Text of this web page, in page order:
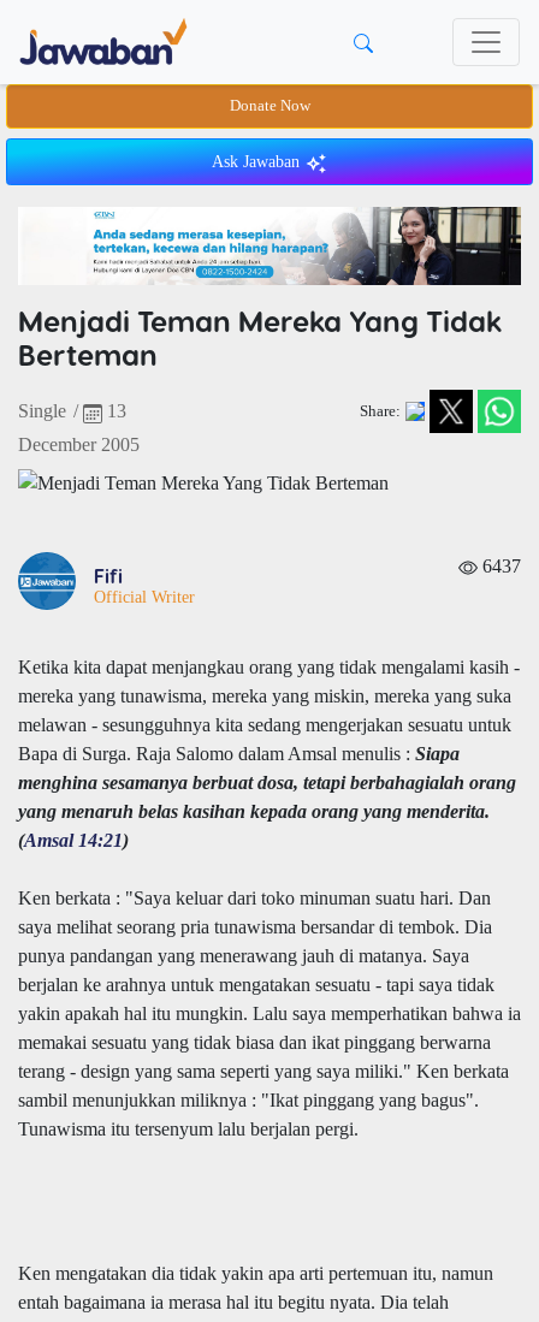
Donate Now
Ask Jawaban
Menjadi Teman Mereka Yang Tidak
Berteman
Single /
13
December 2005
Share:
Fifi
Official Writer
6437
Ketika kita dapat menjangkau orang yang tidak mengalami kasih -
mereka yang tunawisma, mereka yang miskin, mereka yang suka
melawan - sesungguhnya kita sedang mengerjakan sesuatu untuk
Bapa di Surga. Raja Salomo dalam Amsal menulis : Siapa
menghina sesamanya berbuat dosa, tetapi berbahagialah orang
yang menaruh belas kasihan kepada orang yang menderita.
(Amsal 14:21)
Ken berkata : "Saya keluar dari toko minuman suatu hari. Dan
saya melihat seorang pria tunawisma bersandar di tembok. Dia
punya pandangan yang menerawang jauh di matanya. Saya
berjalan ke arahnya untuk mengatakan sesuatu - tapi saya tidak
yakin apakah hal itu mungkin. Lalu saya memperhatikan bahwa ia
memakai sesuatu yang tidak biasa dan ikat pinggang berwarna
terang - design yang sama seperti yang saya miliki." Ken berkata
sambil menunjukkan miliknya : "Ikat pinggang yang bagus".
Tunawisma itu tersenyum lalu berjalan pergi.
Ken mengatakan dia tidak yakin apa arti pertemuan itu, namun
entah bagaimana ia merasa hal itu begitu nyata. Dia telah